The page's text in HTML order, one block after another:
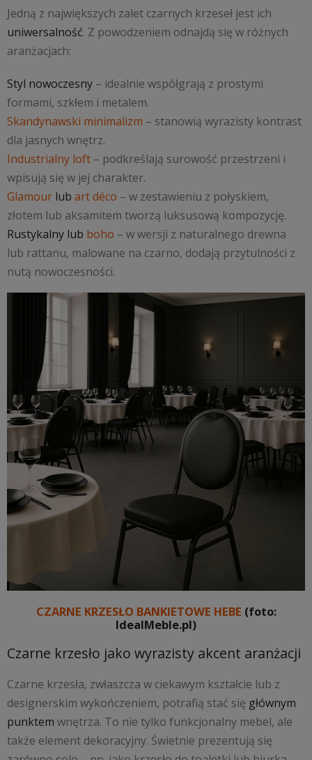
Jedną z największych zalet czarnych krzeseł jest ich
uniwersalność. Z powodzeniem odnajdą się w różnych
aranżacjach:
Styl nowoczesny – idealnie współgrają z prostymi
formami, szkłem i metalem.
Skandynawski minimalizm – stanowią wyrazisty kontrast
dla jasnych wnętrz.
Industrialny loft – podkreślają surowość przestrzeni i
wpisują się w jej charakter.
Glamour lub art déco – w zestawieniu z połyskiem,
złotem lub aksamitem tworzą luksusową kompozycję.
Rustykalny lub boho – w wersji z naturalnego drewna
lub rattanu, malowane na czarno, dodają przytulności z
nutą nowoczesności.
CZARNE KRZESŁO BANKIETOWE HEBE (foto:
IdealMeble.pl)
Czarne krzesło jako wyrazisty akcent aranżacji
Czarne krzesła, zwłaszcza w ciekawym kształcie lub z
designerskim wykończeniem, potrafią stać się głównym
punktem wnętrza. To nie tylko funkcjonalny mebel, ale
także element dekoracyjny. Świetnie prezentują się